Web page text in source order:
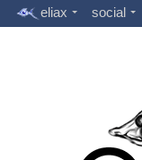
eliax social